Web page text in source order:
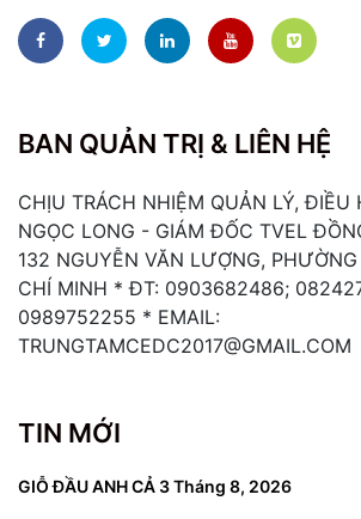
BAN QUẢN TRỊ & LIÊN HỆ
CHỊU TRÁCH NHIỆM QUẢN LÝ, ĐIỀU
NGỌC LONG - GIÁM ĐỐC TVEL
132 NGUYỄN VĂN LƯỢNG, PHƯỜNG
CHÍ MINH * ĐT: 0903682486;
0989752255 * EMAIL:
TRUNGTAMCEDC2017@GMAIL.COM
TIN MỚI
GIỖ ĐẦU ANH CẢ 3 Tháng 8, 2026